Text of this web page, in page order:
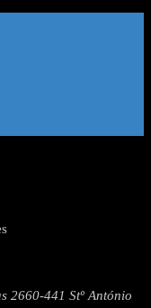
2660-441 Stº António